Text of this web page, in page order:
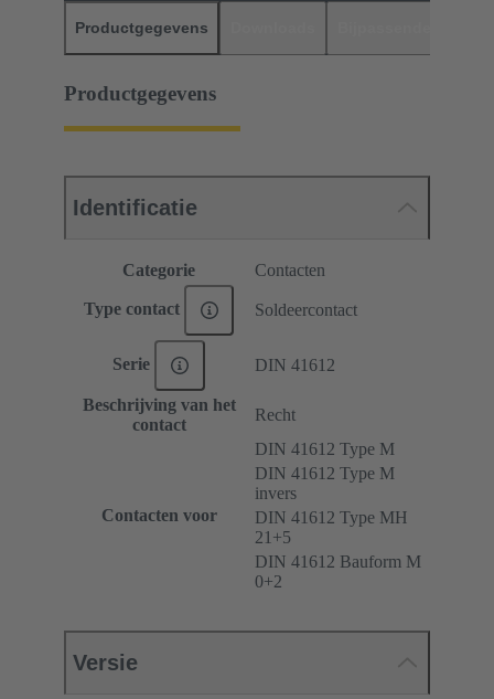
Productgegevens
Productgegevens
Identificatie
Categorie Contacten
Type contact Soldeercontact
Serie DIN 41612
Beschrijving van het
contact
Recht
Contacten voor
DIN 41612 Type M
DIN 41612 Type M
invers
DIN 41612 Type MH
21+5
DIN 41612 Bauform M
0+2
Versie